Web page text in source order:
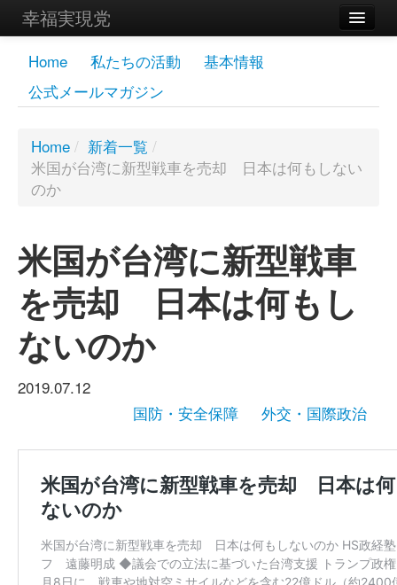
幸福実現党
メンバーズページ
党員
お問い合わせ
Home 私たちの活動
基本情報
公式メールマガジン
Home / 新着一覧 /
米国が台湾に新型戦車を売却 日本は何もしない
のか
米国が台湾に新型戦車
を売却 日本は何もし
ないのか
2019.07.12
国防・安全保障
外交・国際政治